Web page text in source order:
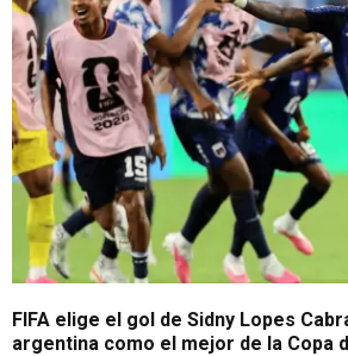
FIFA elige el gol de Sidny Lopes
argentina como el mejor de la Copa